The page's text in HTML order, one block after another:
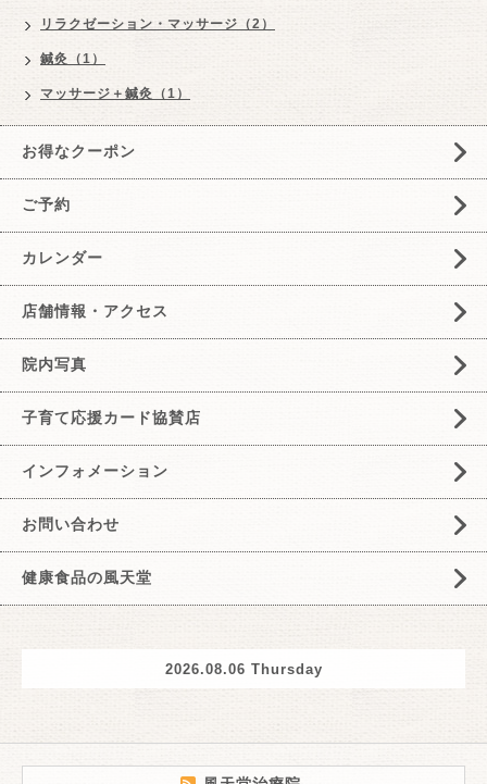
リラクゼーション・マッサージ（2）
鍼灸（1）
マッサージ＋鍼灸（1）
お得なクーポン
ご予約
カレンダー
店舗情報・アクセス
院内写真
子育て応援カード協賛店
インフォメーション
お問い合わせ
健康食品の風天堂
2026.08.06 Thursday